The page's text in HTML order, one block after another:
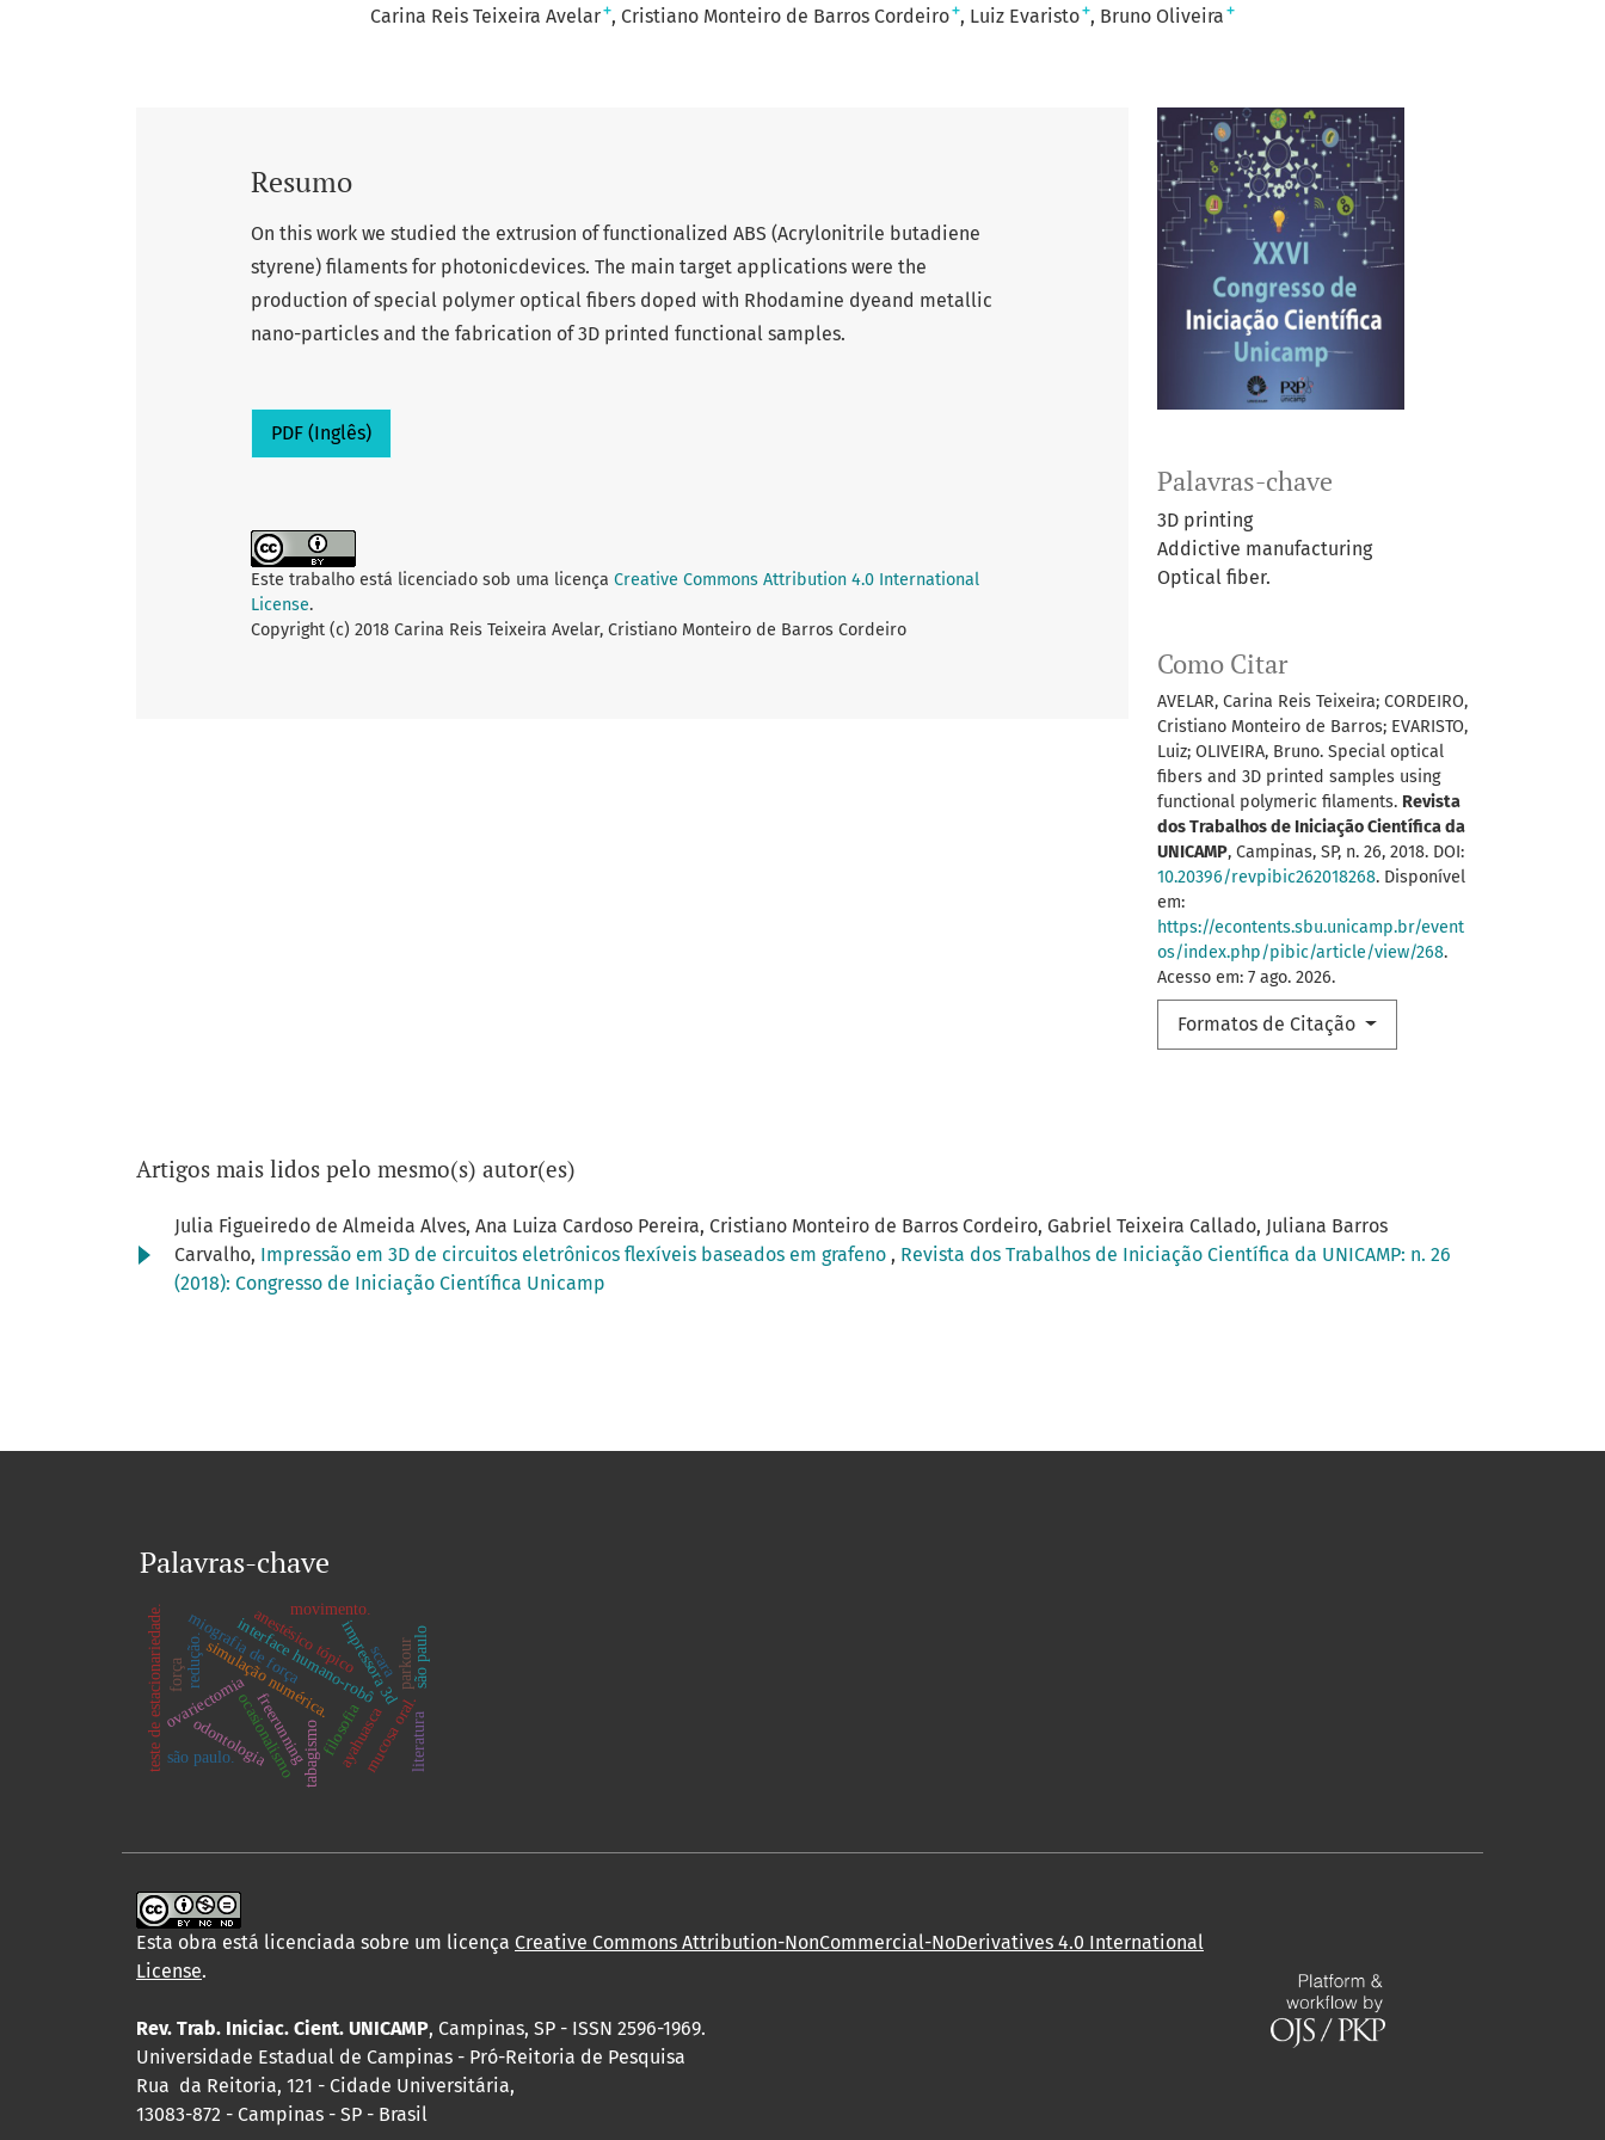
Carina Reis Teixeira Avelar+ Cristiano Monteiro de Barros Cordeiro+ Luiz Evaristo+ Bruno Oliveira +
Palavras-chave
3D printing
Addictive manufacturing
Optical fiber.
Como Citar
AVELAR, Carina Reis Teixeira; CORDEIRO,
Cristiano Monteiro de Barros; EVARISTO,
Luiz; OLIVEIRA, Bruno. Special optical
fibers and 3D printed samples using
functional polymeric filaments. Revista
dos Trabalhos de Iniciação Científica da
UNICAMP, Campinas, SP, n. 26, 2018. DOI:
10.20396/revpibic262018268. Disponível
em:
https://econtents.sbu.unicamp.br/event
os/index.php/pibic/article/view/268.
Acesso em: 7 ago. 2026.
Formatos de Citação
Resumo
On this work we studied the extrusion of functionalized ABS (Acrylonitrile butadiene
styrene) filaments for photonicdevices. The main target applications were the
production of special polymer optical fibers doped with Rhodamine dyeand metallic
nano-particles and the fabrication of 3D printed functional samples.
PDF (Inglês)
Este trabalho está licenciado sob uma licença Creative Commons Attribution 4.0 International
License.
Copyright (c) 2018 Carina Reis Teixeira Avelar, Cristiano Monteiro de Barros Cordeiro
Artigos mais lidos pelo mesmo(s) autor(es)
Julia Figueiredo de Almeida Alves, Ana Luiza Cardoso Pereira, Cristiano Monteiro de Barros Cordeiro, Gabriel Teixeira Callado, Juliana Barros
Carvalho, Impressão em 3D de circuitos eletrônicos flexíveis baseados em grafeno , Revista dos Trabalhos de Iniciação Científica da UNICAMP: n. 26
(2018): Congresso de Iniciação Científica Unicamp
Palavras-chave
impressora 3d
scara
simulação numérica.
ovariectomia
miografia de força
interface humano-robô
ayahuasca
tabagismo
redução.
ocasionalismo
força
movimento.
anestésico tópico
odontologia mucosa oral.
parkour
freerunning
são paulo.
teste de estacionariedade. literatura
filosofia
são paulo
Esta obra está licenciada sobre um licença Creative Commons Attribution-NonCommercial-NoDerivatives 4.0 International
License.
Rev. Trab. Iniciac. Cient. UNICAMP, Campinas, SP - ISSN 2596-1969.
Universidade Estadual de Campinas - Pró-Reitoria de Pesquisa
Rua da Reitoria, 121 - Cidade Universitária,
13083-872 - Campinas - SP - Brasil